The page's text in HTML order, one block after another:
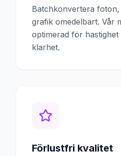
Batchkonvertera
grafik omedelbart. Vår
optimerad för
klarhet.
Förlustfri kvalitet